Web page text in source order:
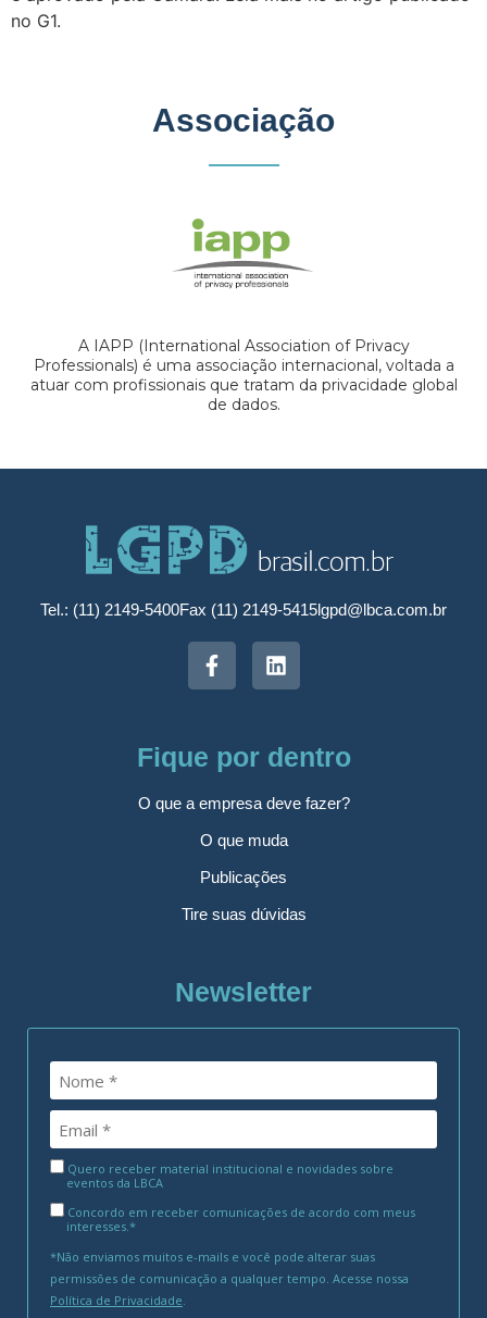
no G1.
Associação
A IAPP (International Association of Privacy
Professionals) é uma associação internacional, voltada a
atuar com profissionais que tratam da privacidade global
de dados.
Tel.: (11) 2149-5400Fax (11) 2149-5415lgpd@lbca.com.br
Fique por dentro
O que a empresa deve fazer?
O que muda
Publicações
Tire suas dúvidas
Newsletter
Quero receber material institucional e novidades sobre
eventos da LBCA
Concordo em receber comunicações de acordo com meus
interesses.*
*Não enviamos muitos e-mails e você pode alterar suas
permissões de comunicação a qualquer tempo. Acesse nossa
Política de Privacidade.